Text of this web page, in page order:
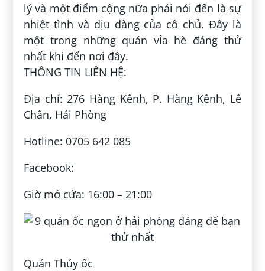
lý và một điểm cộng nữa phải nói đến là sự
nhiệt tình và dịu dàng của cô chủ. Đây là
một trong những quán vỉa hè đáng thử
nhất khi đến nơi đây.
THÔNG TIN LIÊN HỆ:
Địa chỉ: 276 Hàng Kênh, P. Hàng Kênh, Lê
Chân, Hải Phòng
Hotline: 0705 642 085
Facebook:
Giờ mở cửa: 16:00 – 21:00
Quán Thúy ốc